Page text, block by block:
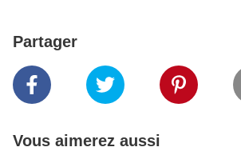
Partager
Vous aimerez aussi